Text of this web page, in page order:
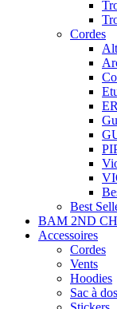
Cordes
Best
BAM 2ND
Accessoires
Cordes
Vents
Hoodies
Sac à dos